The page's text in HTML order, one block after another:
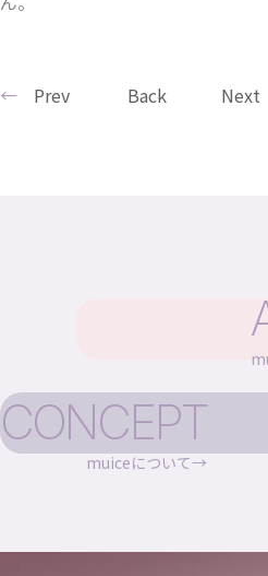
Prev Back Next
CONCEPT
muiceについて